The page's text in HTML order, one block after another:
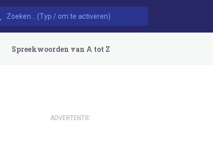
Spreekwoorden van A tot Z
ADVERTENTIE